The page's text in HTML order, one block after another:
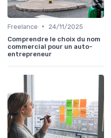
Freelance •
24/11/2025
Comprendre le choix du nom
commercial pour un auto-
entrepreneur